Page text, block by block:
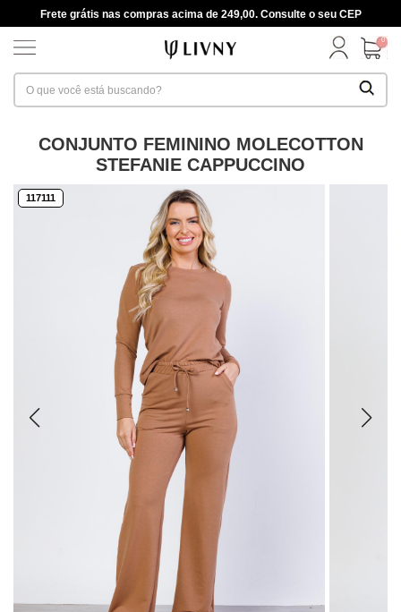
Frete grátis nas compras acima de 249,00. Consulte o seu CEP
0
CONJUNTO FEMININO MOLECOTTON
STEFANIE CAPPUCCINO
117111